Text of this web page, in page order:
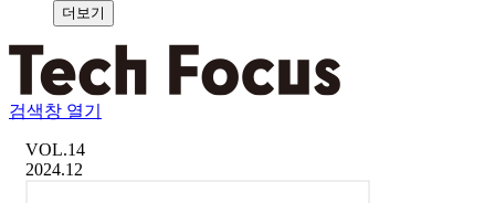
더보기
검색창 열기
VOL.14
2024.12